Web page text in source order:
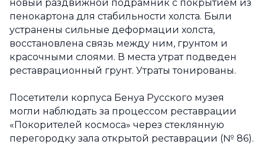
новый раздвижной подрамник с покрытием из
пенокартона для стабильности холста. Были
устранены сильные деформации холста,
восстановлена связь между ним, грунтом и
красочными слоями. В места утрат подведен
реставрационный грунт. Утраты тонированы.
Посетители корпуса Бенуа Русского музея
могли наблюдать за процессом реставрации
«Покорителей космоса» через стеклянную
перегородку зала открытой реставрации (№ 86).